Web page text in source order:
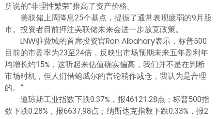
所说的“非理性繁荣”推高了资产价格。
美联储上周降息25个基点，提振了通常表现疲弱的9月股
市。投资者目前押注美联储未来会进一步放宽政策。
LNW驻费城的首席投资官Ron Albahary表示，标普500
目前的市盈率为23至24倍，反映出市场预期未来五年盈利年
均增长约15%，这听起来估值确实偏高，我们并不是在判断
市场时机，但人们借鲍威尔的言论稍作减仓，我认为是合理
的。”
道琼斯工业指数下跌0.37%，报46121.28点；标普500指
数下跌0.28%，报6637.98点；纳斯达克指数下跌0.33%，报2